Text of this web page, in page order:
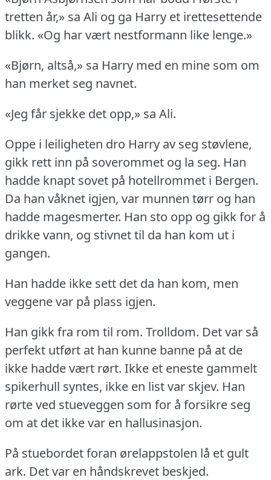
tretten år,» sa Ali og ga Harry et irettesettende
blikk. «Og har vært nestformann like lenge.»
«Bjørn, altså,» sa Harry med en mine som om
han merket seg navnet.
«Jeg får sjekke det opp,» sa Ali.
Oppe i leiligheten dro Harry av seg støvlene,
gikk rett inn på soverommet og la seg. Han
hadde knapt sovet på hotellrommet i Bergen.
Da han våknet igjen, var munnen tørr og han
hadde magesmerter. Han sto opp og gikk for å
drikke vann, og stivnet til da han kom ut i
gangen.
Han hadde ikke sett det da han kom, men
veggene var på plass igjen.
Han gikk fra rom til rom. Trolldom. Det var så
perfekt utført at han kunne banne på at de
ikke hadde vært rørt. Ikke et eneste gammelt
spikerhull syntes, ikke en list var skjev. Han
rørte ved stueveggen som for å forsikre seg
om at det ikke var en hallusinasjon.
På stuebordet foran ørelappstolen lå et gult
ark. Det var en håndskrevet beskjed.